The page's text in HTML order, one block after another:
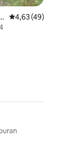
Nilai rata-rata 4,63
4,63 (49)